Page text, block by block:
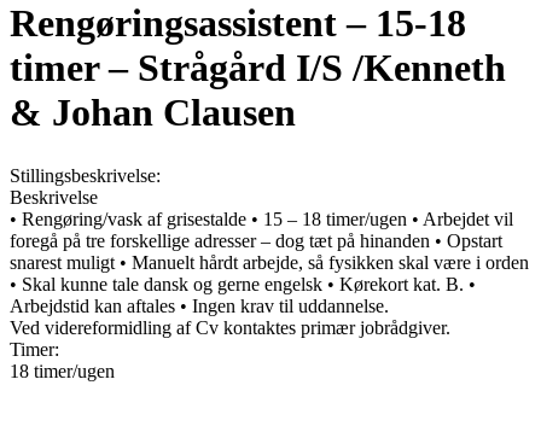
Rengøringsassistent – 15-18
timer – Strågård I/S /Kenneth
& Johan Clausen
Stillingsbeskrivelse:
Beskrivelse
• Rengøring/vask af grisestalde • 15 – 18 timer/ugen • Arbejdet vil
foregå på tre forskellige adresser – dog tæt på hinanden • Opstart
snarest muligt • Manuelt hårdt arbejde, så fysikken skal være i orden
• Skal kunne tale dansk og gerne engelsk • Kørekort kat. B. •
Arbejdstid kan aftales • Ingen krav til uddannelse.
Ved videreformidling af Cv kontaktes primær jobrådgiver.
Timer:
18 timer/ugen